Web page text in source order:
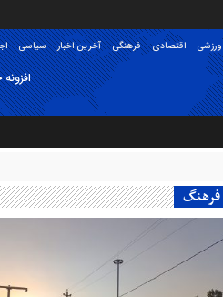
سیاسی آخرین اخبار فرهنگی اقتصادی ورزشی
افزونه
فرهنگ